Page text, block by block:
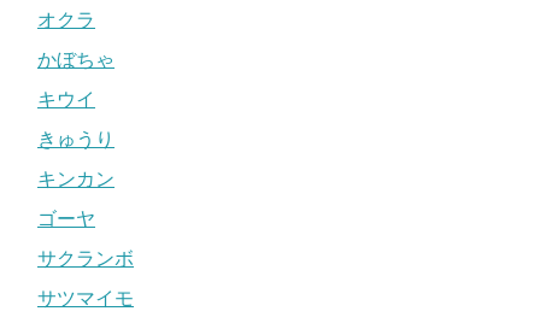
オクラ
かぼちゃ
キウイ
きゅうり
キンカン
ゴーヤ
サクランボ
サツマイモ